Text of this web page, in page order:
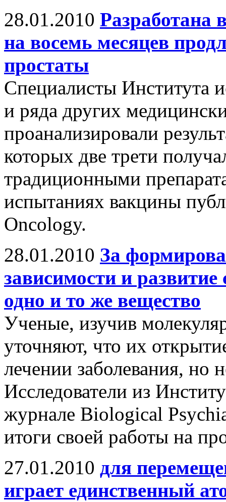
28.01.2010 Разработана
на восемь месяцев
простаты
Специалисты Института
и ряда других
проанализировали
которых две трети
традиционными
испытаниях вакцины
Oncology.
28.01.2010 За
зависимости и развитие
одно и то же вещество
Ученые, изучив
уточняют, что их
лечении заболевания, но
Исследователи из
журнале Biological
итоги своей работы на
27.01.2010 для
играет единственный